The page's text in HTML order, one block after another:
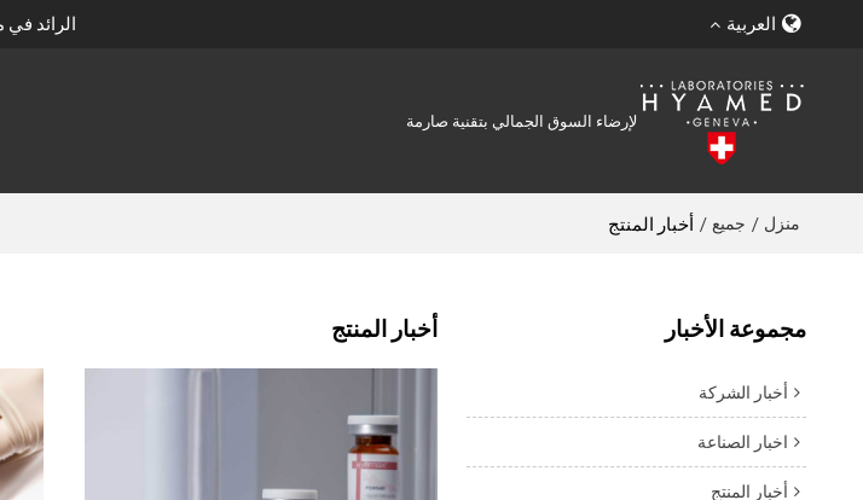
الرائد العربية
لإرضاء السوق الجمالي بتقنية صارمة
منزل / جميع / أخبار المنتج
أخبار المنتج مجموعة الأخبار
أخبار الشركة
اخبار الصناعة
أخبار المنتج